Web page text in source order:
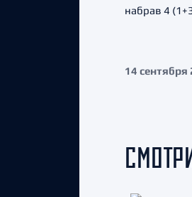
набрав 4
14 сентября